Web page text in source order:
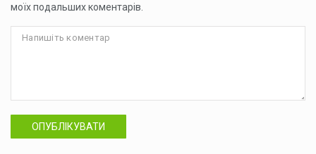
моїх подальших коментарів.
ОПУБЛІКУВАТИ